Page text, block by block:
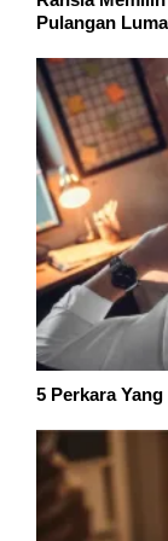
Pulangan
5 Perkara